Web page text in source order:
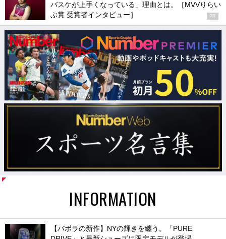
バスケが上手くなっている」理由とは。［MVVりらい
ぶ賞 受賞者インタビュー］
PR
INFORMATION
【バボラの新作】NYの輝きを纏う。「PURE